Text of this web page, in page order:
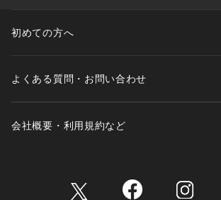
初めての方へ
よくある質問・お問い合わせ
会社概要・利用規約など